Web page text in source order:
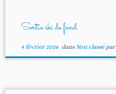
Sortie ski de fond
4 février 2026dansNon classé par